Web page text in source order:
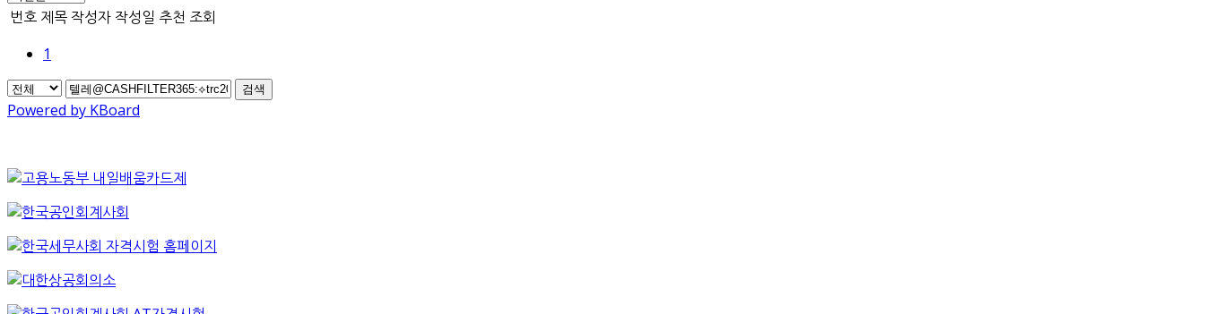
번호 제목 작성자 작성일 추천 조회
1
검색
Powered by KBoard